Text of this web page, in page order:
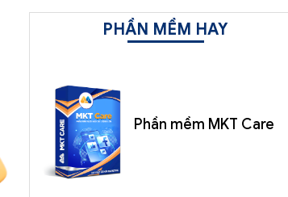
PHẦN MỀM HAY
Phần mềm MKT Care